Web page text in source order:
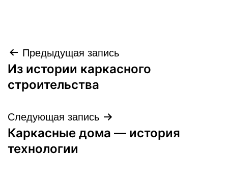
Навигация
по
Предыдущая запись
Из истории каркасного
строительства
Следующая запись
Каркасные дома — история
технологии